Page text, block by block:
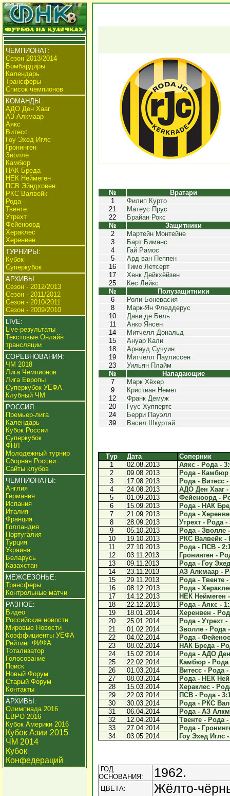
ЧЕМПИОНАТ:
Сезон 2013/2014
Бомбардиры
Календарь
Трансферы
Список чемпионов
КОМАНДЫ:
АДО Ден Хааг
АЗ Алкмаар
Аякс
Витесс
Гоу Эхед Иглс
Гронинген
Зволле
Камбюр
НАК Бреда
НЕК Неймеген
ПСВ Эйндховен
РКС Валвейк
Рода
Твенте
Утрехт
Фейеноорд
Хераклес
Херенвен
ТУРНИРЫ:
Кубок
Суперкубок
АРХИВЫ:
Сезон - 2012/2013
Сезон - 2011/2012
Сезон - 2010/2011
Сезон - 2009/2010
LIVE:
Live-результаты
Текстовые Онлайн
трансляции
СОРЕВНОВАНИЯ:
ЧМ 2018
Лига Чемпионов
Лига Европы
Суперкубок УЕФА
Клубный ЧМ
РОССИЯ:
Премьер-лига
Календарь
Кубок России
Суперкубок
ФНЛ
Молодежный турнир
Сборная России
Сайты клубов
ЧЕМПИОНАТЫ:
Англия
Германия
Испания
Италия
Франция
Голландия
Португалия
Турция
Украина
Беларусь
Казахстан
МЕЖСЕЗОНЬЕ:
Трансферы
Контрольные матчи
РАЗНОЕ:
Видео
Российские новости
Мировые Новости
Коэффициенты УЕФА
Рейтинг ФИФА
Тотализатор
Голосование
Поиск
Новый Форум
Старый Форум
Контакты
АРХИВЫ:
Олимпиада 2016
ЕВРО 2016
Кубок Америки 2016
Кубок Азии 2015
ЧМ 2014
Кубок
Конфедераций
№
Вратари
1
Филип Курто
21
Матеус Прус
22
Брайан Рокс
№
Защитники
2
Мартейн Монтейне
3
Барт Биманс
4
Гай Рамос
5
Ард ван Пеппен
16
Тимо Летсерт
17
Хенк Дейкхёйзен
25
Кес Лёйкс
№
Полузащитники
6
Роли Боневасия
8
Марк-Ян Фледдерус
10
Дави де Бель
11
Анко Янсен
14
Митчелл Дональд
15
Ануар Кали
18
Арнауд Сучуин
19
Митчелл Паулиссен
23
Уильян Плайм
№
Нападающие
7
Марк Хёхер
9
Кристиан Немет
12
Франк Демуж
20
Гуус Хуппертс
24
Берри Пауэлл
39
Васил Шкуртай
Тур Дата
Соперник
1
02.08.2013
Аякс - Рода -
2
09.08.2013
Рода - Камбюр
3
17.08.2013
Рода - Витесс -
4
24.08.2013
АДО Ден Хааг -
5
01.09.2013
Фейеноорд -
6
15.09.2013
Рода - НАК
7
21.09.2013
Рода -
8
28.09.2013
Утрехт - Рода -
9
05.10.2013
Рода - Зволле
10
19.10.2013
РКС Валвейк -
11
27.10.2013
Рода - ПСВ -
12
03.11.2013
Гронинген -
13
09.11.2013
Рода - Гоу
14
23.11.2013
АЗ Алкмаар -
15
29.11.2013
Рода - Твенте -
16
08.12.2013
Рода -
17
14.12.2013
НЕК Неймеген
18
22.12.2013
Рода - Аякс -
19
18.01.2014
Херенвен -
20
25.01.2014
Рода - Утрехт -
21
01.02.2014
Зволле - Рода
22
04.02.2014
Рода -
23
08.02.2014
НАК Бреда -
24
15.02.2014
Рода - АДО
25
22.02.2014
Камбюр - Рода
26
01.03.2014
Витесс - Рода -
27
08.03.2014
Рода - НЕК
28
15.03.2014
Хераклес -
29
22.03.2014
ПСВ - Рода -
30
30.03.2014
Рода - РКС
31
06.04.2014
Рода - АЗ
32
12.04.2014
Твенте - Рода -
33
27.04.2014
Рода -
34
03.05.2014 Гоу Эхед Иглс
ГОД
ОСНОВАНИЯ:
1962.
ЦВЕТА: Жёлто-